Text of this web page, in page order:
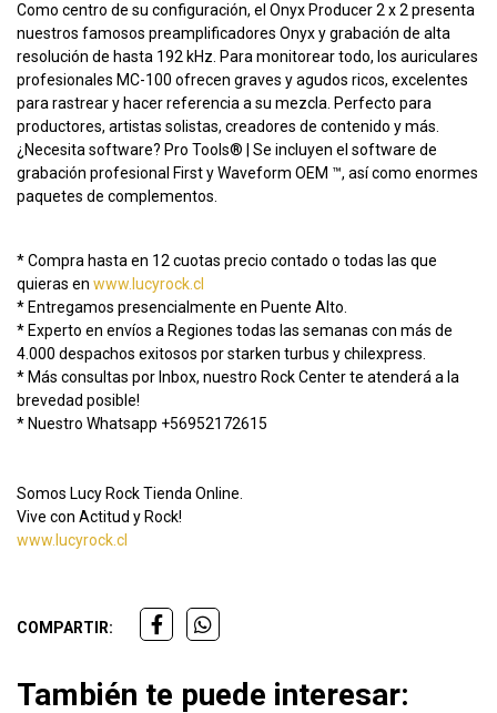
Como centro de su configuración, el Onyx Producer 2 x 2 presenta
nuestros famosos preamplificadores Onyx y grabación de alta
resolución de hasta 192 kHz. Para monitorear todo, los auriculares
profesionales MC-100 ofrecen graves y agudos ricos, excelentes
para rastrear y hacer referencia a su mezcla. Perfecto para
productores, artistas solistas, creadores de contenido y más.
¿Necesita software? Pro Tools® | Se incluyen el software de
grabación profesional First y Waveform OEM ™, así como enormes
paquetes de complementos.
* Compra hasta en 12 cuotas precio contado o todas las que
quieras en www.lucyrock.cl
* Entregamos presencialmente en Puente Alto.
* Experto en envíos a Regiones todas las semanas con más de
4.000 despachos exitosos por starken turbus y chilexpress.
* Más consultas por Inbox, nuestro Rock Center te atenderá a la
brevedad posible!
* Nuestro Whatsapp +56952172615
Somos Lucy Rock Tienda Online.
Vive con Actitud y Rock!
www.lucyrock.cl
COMPARTIR:
También te puede interesar: